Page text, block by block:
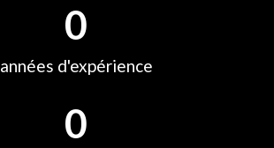
années d'expérience
0
0